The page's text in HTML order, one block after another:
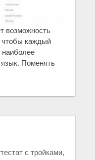
возможность
чтобы каждый
наиболее
Поменять
с тройками,